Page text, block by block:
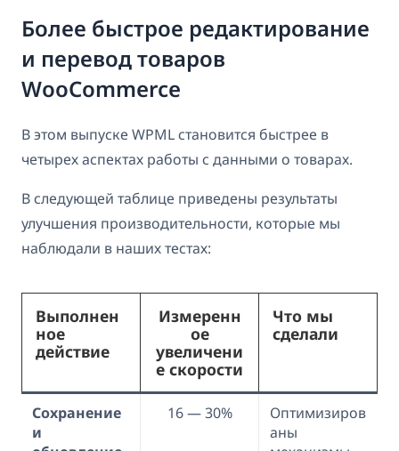
Более быстрое редактирование
и перевод товаров
WooCommerce
В этом выпуске WPML становится быстрее в
четырех аспектах работы с данными о товарах.
В следующей таблице приведены результаты
улучшения производительности, которые мы
наблюдали в наших тестах:
Выполнен
ное
действие
Измеренн
ое
увеличени
е скорости
Что мы
сделали
Сохранение
и
16 — 30%
Оптимизиров
аны